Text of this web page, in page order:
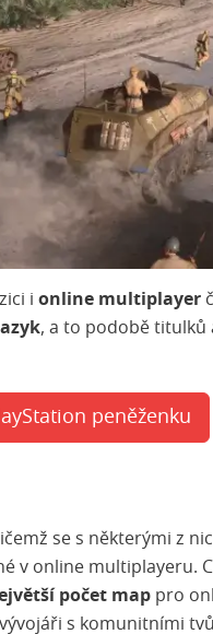
i online multiplayer
, a to podobě titulků
peněženku
se s některými z
v online multiplayeru.
počet map pro
s komunitními